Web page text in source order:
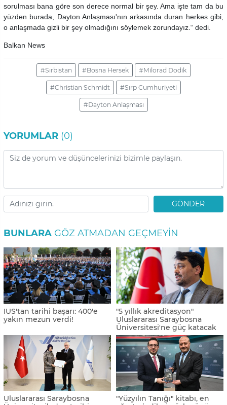
sorulması bana göre son derece normal bir şey. Ama işte tam da bu
yüzden burada, Dayton Anlaşması'nın arkasında duran herkes gibi,
o anlaşmada gizli bir şey olmadığını söylemek zorundayız.“ dedi.
Balkan News
#Sırbistan #Bosna Hersek #Milorad Dodik
#Christian Schmidt #Sırp Cumhuriyeti
#Dayton Anlaşması
YORUMLAR (0)
GÖNDER
BUNLARA GÖZ ATMADAN GEÇMEYIN
IUS'tan tarihi başarı: 400'e
yakın mezun verdi!
"5 yıllık akreditasyon"
Uluslararası Saraybosna
Üniversitesi'ne güç katacak
Uluslararası Saraybosna
"Yüzyılın Tanığı" kitabı, en